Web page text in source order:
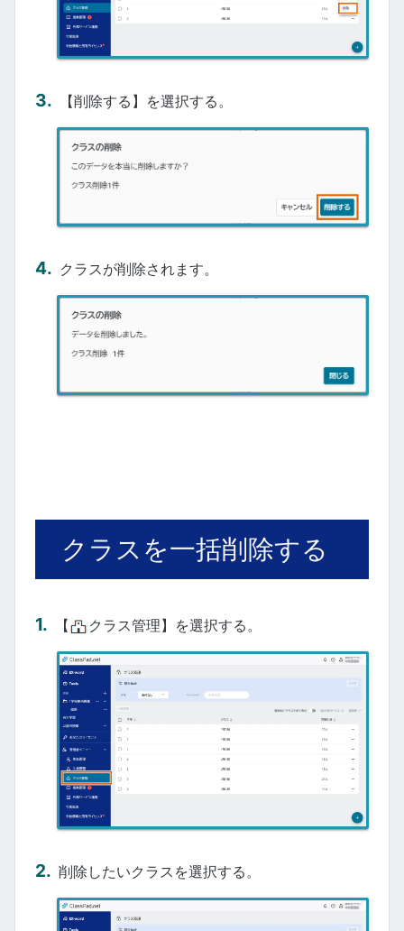
【削除する】を選択する。
クラスが削除されます。
クラスを一括削除する
【 クラス管理】を選択する。
削除したいクラスを選択する。